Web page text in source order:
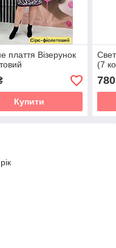
плаття Візерунок
Купити
(7
780